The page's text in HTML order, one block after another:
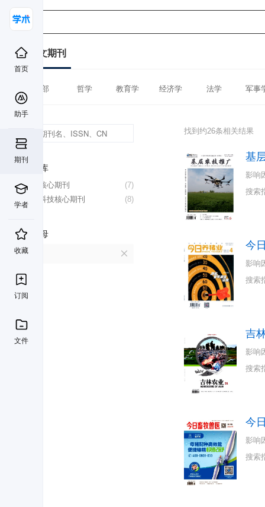
首页
助手
期刊
学者
收藏
订阅
文件
中文期刊
全部 哲学 教育学 经济学 法学 军事
数据库
(7)
北大核心期刊
(8)
中国科技核心期刊
首字母
J
找到约26条相关结果
基
影响
搜索
今
影响
搜索
吉
影响
搜索
今
影响
搜索